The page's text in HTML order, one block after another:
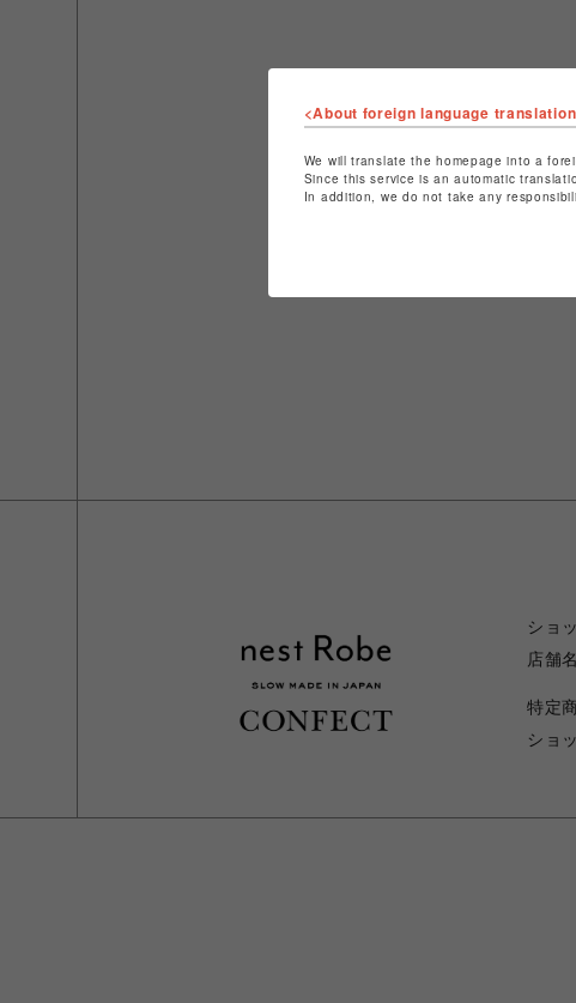
ショ
店舗名
特定
ショ
<About foreign language
We will translate the homepage into a
Since this service is an automatic
In addition, we do not take any